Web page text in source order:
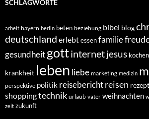
SCHLAGWORTE
arbeit bayern berlin beten beziehung bibel blog
deutschland erlebtessenfamilie
gesundheitgottinternetjesus kochen
krankheit leben liebe marketing medizin
perspektive politik reiseberichtreisen rezept
shoppingtechnik urlaub vater weihnachten
zeit zukunft